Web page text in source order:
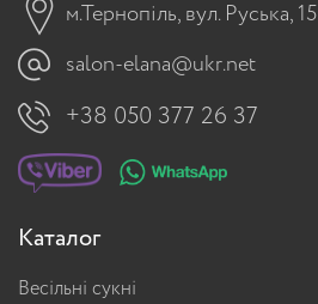
м.Тернопіль, вул. Руська, 15
salon-elana@ukr.net
+38 050 377 26 37
Каталог
Весільні сукні